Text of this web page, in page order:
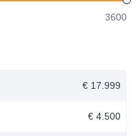
3600
€ 17.999
€ 4.500